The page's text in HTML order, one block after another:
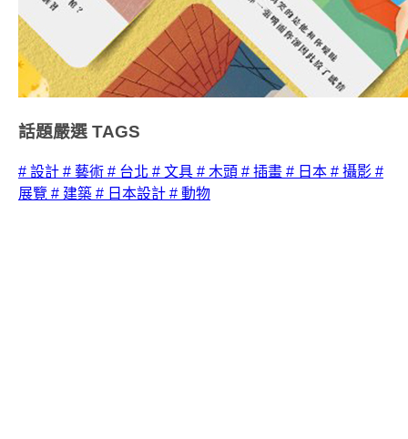
話題嚴選 TAGS
# 設計 # 藝術 # 台北 # 文具 # 木頭 # 插畫 # 日本 # 攝影 #
展覽 # 建築 # 日本設計 # 動物